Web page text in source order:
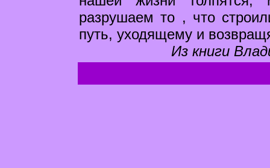
разрушаем то , что
путь, уходящему и
Из книги